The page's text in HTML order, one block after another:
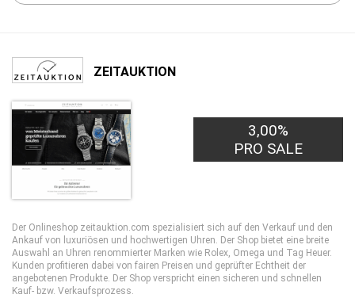
ZEITAUKTION
3,00%
PRO SALE
Der Onlineshop zeitauktion.com spezialisiert sich auf den Verkauf und den
Ankauf von luxuriösen und hochwertigen Uhren. Der Shop bietet eine breite
Auswahl an Uhren renommierter Marken wie Rolex, Omega und Tag Heuer.
Kunden profitieren dabei von fairen Preisen und geprüfter Echtheit der
angebotenen Produkte. Der Shop verspricht einen sicheren und schnellen
Kauf- bzw. Verkaufsprozess.